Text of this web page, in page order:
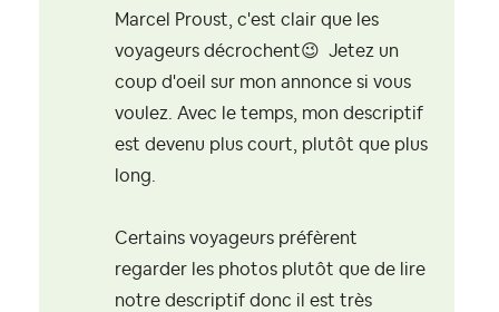
Marcel Proust, c'est clair que les
voyageurs décrochent😉 Jetez un
coup d'oeil sur mon annonce si vous
voulez. Avec le temps, mon descriptif
est devenu plus court, plutôt que plus
long.
Certains voyageurs préfèrent
regarder les photos plutôt que de lire
notre descriptif donc il est très